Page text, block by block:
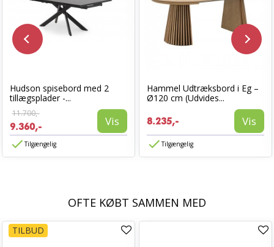
Hudson spisebord med 2
tillægsplader -...
11.700,-
9.360,- Vis
Tilgængelig
Hammel Udtræksbord i Eg –
Ø120 cm (Udvides...
8.235,- Vis
Tilgængelig
OFTE KØBT SAMMEN MED
TILBUD